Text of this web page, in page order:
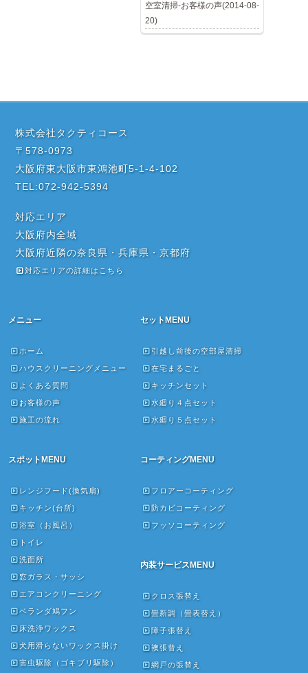
空室清掃-お客様の声(2014-08-
20)
株式会社タクティコース
〒578-0973
大阪府東大阪市東鴻池町5-1-4-102
TEL:072-942-5394
対応エリア
大阪府内全域
大阪府近隣の奈良県・兵庫県・京都府
対応エリアの詳細はこちら
メニュー
ホーム
ハウスクリーニングメニュー
よくある質問
お客様の声
施工の流れ
セットMENU
引越し前後の空部屋清掃
在宅まるごと
キッチンセット
水廻り４点セット
水廻り５点セット
スポットMENU
レンジフード(換気扇)
キッチン(台所)
浴室（お風呂）
トイレ
洗面所
窓ガラス・サッシ
エアコンクリーニング
ベランダ鳩フン
床洗浄ワックス
犬用滑らないワックス掛け
害虫駆除（ゴキブリ駆除）
コーティングMENU
フロアーコーティング
防カビコーティング
フッソコーティング
内装サービスMENU
クロス張替え
畳新調（畳表替え）
障子張替え
襖張替え
網戸の張替え